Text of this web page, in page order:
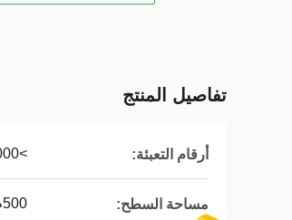
تفاصيل المنتج
أرقام التعبئة: >97000 قطعة/م3
مساحة السطح: 500م2/م3